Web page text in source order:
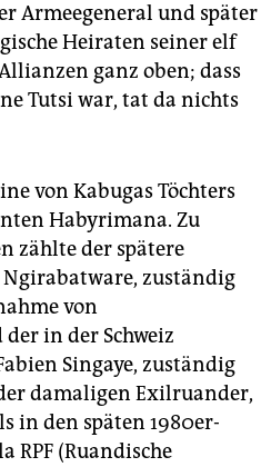
Armeegeneral und später
Heiraten seiner elf
ganz oben; dass
Tutsi war, tat da nichts
von Kabugas Töchters
Habyrimana. Zu
zählte der spätere
zuständig
von
in der Schweiz
Singaye, zuständig
damaligen Exilruander,
in den späten 1980er-
RPF (Ruandische